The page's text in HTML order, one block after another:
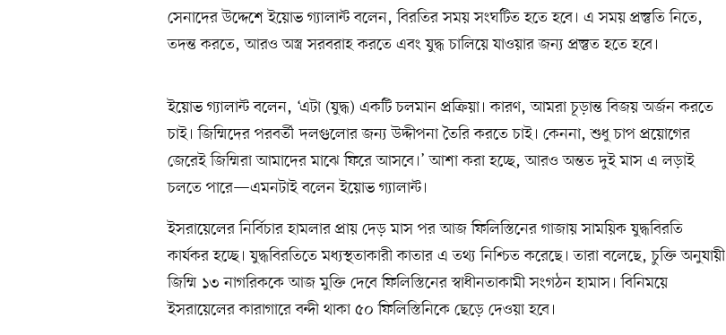
সেনাদের উদ্দেশে ইয়োভ গ্যালান্ট বলেন, বিরতির সময় সংঘটিত হতে হবে। এ সময় প্রস্তুতি নিতে,
তদন্ত করতে, আরও অস্ত্র সরবরাহ করতে এবং যুদ্ধ চালিয়ে যাওয়ার জন্য প্রস্তুত হতে হবে।
ইয়োভ গ্যালান্ট বলেন, ‘এটা (যুদ্ধ) একটি চলমান প্রক্রিয়া। কারণ, আমরা চূড়ান্ত বিজয় অর্জন করতে
চাই। জিম্মিদের পরবর্তী দলগুলোর জন্য উদ্দীপনা তৈরি করতে চাই। কেননা, শুধু চাপ প্রয়োগের
জেরেই জিম্মিরা আমাদের মাঝে ফিরে আসবে।’ আশা করা হচ্ছে, আরও অন্তত দুই মাস এ লড়াই
চলতে পারে—এমনটাই বলেন ইয়োভ গ্যালান্ট।
ইসরায়েলের নির্বিচার হামলার প্রায় দেড় মাস পর আজ ফিলিস্তিনের গাজায় সাময়িক যুদ্ধবিরতি
কার্যকর হচ্ছে। যুদ্ধবিরতিতে মধ্যস্থতাকারী কাতার এ তথ্য নিশ্চিত করেছে। তারা বলেছে, চুক্তি অনুযায়ী
জিম্মি ১৩ নাগরিককে আজ মুক্তি দেবে ফিলিস্তিনের স্বাধীনতাকামী সংগঠন হামাস। বিনিময়ে
ইসরায়েলের কারাগারে বন্দী থাকা ৫০ ফিলিস্তিনিকে ছেড়ে দেওয়া হবে।